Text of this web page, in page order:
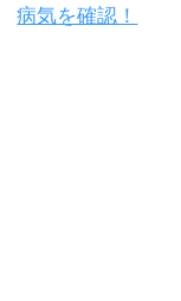
病気を確認！